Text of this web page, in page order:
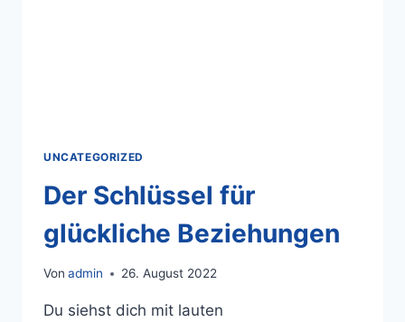
UNCATEGORIZED
Der Schlüssel für
glückliche Beziehungen
Von admin 26. August 2022
Du siehst dich mit lauten